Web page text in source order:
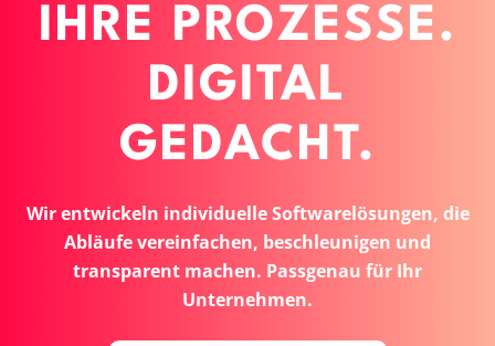
IHRE PROZESSE.
DIGITAL
GEDACHT.
Wir entwickeln individuelle Softwarelösungen, die
Abläufe vereinfachen, beschleunigen und
transparent machen. Passgenau für Ihr
Unternehmen.